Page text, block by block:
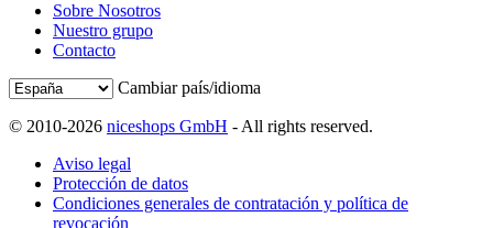
Sobre Nosotros
Nuestro grupo
Contacto
Cambiar país/idioma
© 2010-2026 niceshops GmbH - All rights reserved.
Aviso legal
Protección de datos
Condiciones generales de contratación y política de
revocación